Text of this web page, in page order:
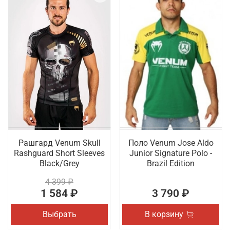
Рашгард Venum Skull
Rashguard Short Sleeves
Black/Grey
4 399 ₽
1 584 ₽
Выбрать
Поло Venum Jose Aldo
Junior Signature Polo -
Brazil Edition
3 790 ₽
В корзину